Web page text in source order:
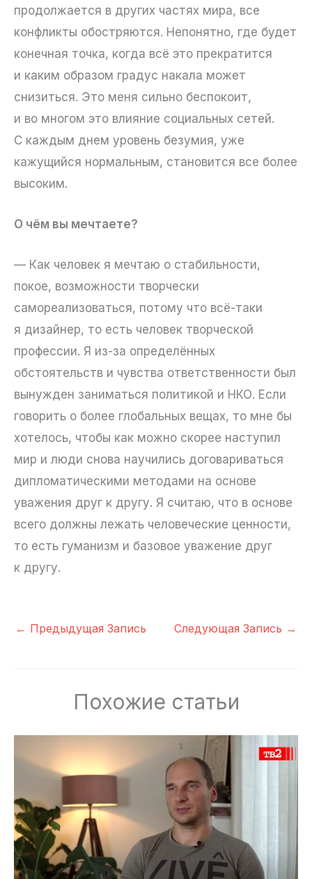
продолжается в других частях мира, все
конфликты обостряются. Непонятно, где будет
конечная точка, когда всё это прекратится
и каким образом градус накала может
снизиться. Это меня сильно беспокоит,
и во многом это влияние социальных сетей.
С каждым днем уровень безумия, уже
кажущийся нормальным, становится все более
высоким.
О чём вы мечтаете?
— Как человек я мечтаю о стабильности,
покое, возможности творчески
самореализоваться, потому что всё-таки
я дизайнер, то есть человек творческой
профессии. Я из-за определённых
обстоятельств и чувства ответственности был
вынужден заниматься политикой и НКО. Если
говорить о более глобальных вещах, то мне бы
хотелось, чтобы как можно скорее наступил
мир и люди снова научились договариваться
дипломатическими методами на основе
уважения друг к другу. Я считаю, что в основе
всего должны лежать человеческие ценности,
то есть гуманизм и базовое уважение друг
к другу.
← Предыдущая Запись Следующая Запись →
Похожие статьи